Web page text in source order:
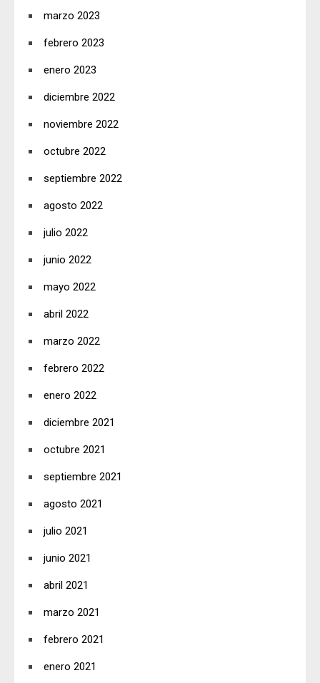
marzo 2023
febrero 2023
enero 2023
diciembre 2022
noviembre 2022
octubre 2022
septiembre 2022
agosto 2022
julio 2022
junio 2022
mayo 2022
abril 2022
marzo 2022
febrero 2022
enero 2022
diciembre 2021
octubre 2021
septiembre 2021
agosto 2021
julio 2021
junio 2021
abril 2021
marzo 2021
febrero 2021
enero 2021